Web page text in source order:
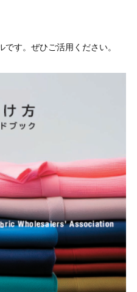
す。ぜひご活用ください。